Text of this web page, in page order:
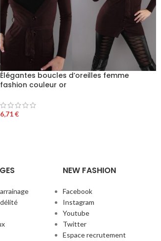
Élégantes boucles d’oreilles femme
fashion couleur or
6,71€
NEW FASHION
Facebook
Instagram
Youtube
Twitter
Espace recrutement